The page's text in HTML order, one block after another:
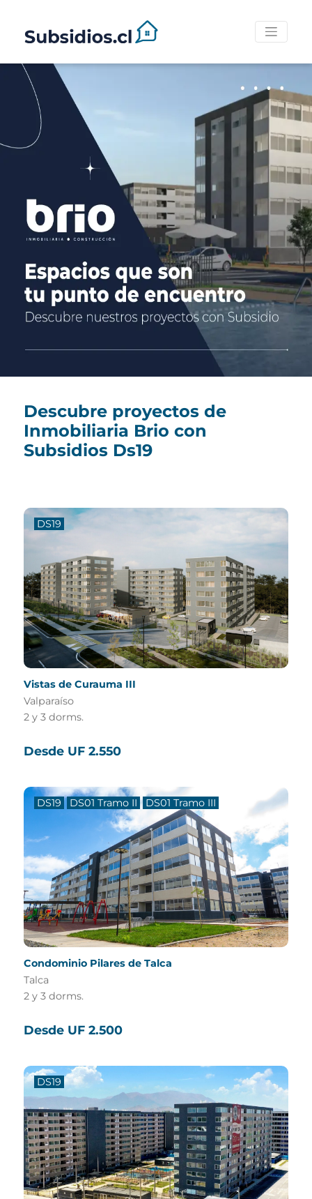
Descubre proyectos de
Inmobiliaria Brio con
Subsidios Ds19
DS19
Vistas de Curauma III
Valparaíso
2 y 3 dorms.
Desde UF 2.550
DS19 DS01 Tramo II DS01 Tramo III
Condominio Pilares de Talca
Talca
2 y 3 dorms.
Desde UF 2.500
DS19